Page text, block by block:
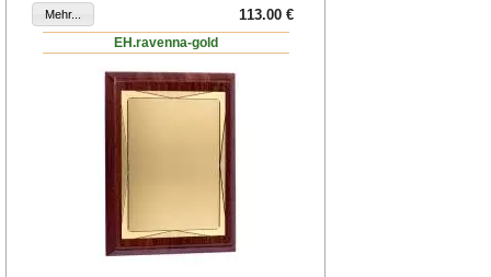
113.00 €
EH.ravenna-gold